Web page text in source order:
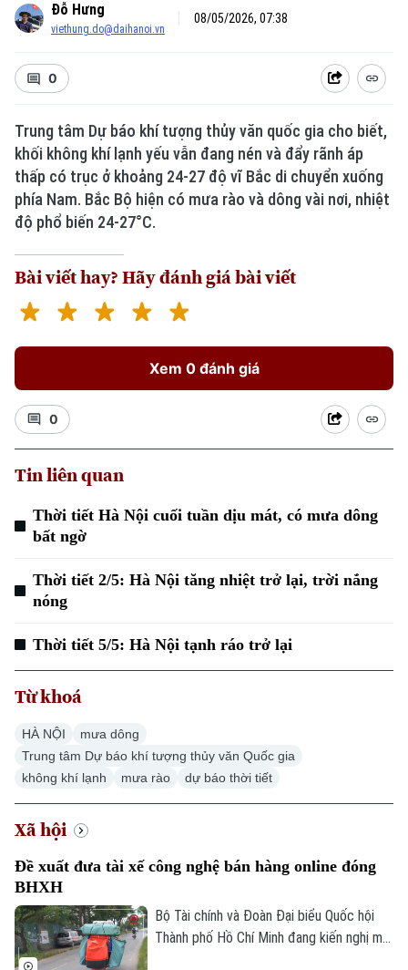
Xu hướng
Đỗ Hưng
viethung.do@daihanoi.vn
08/05/2026, 07:38
0
Trung tâm Dự báo khí tượng thủy văn quốc gia cho biết,
khối không khí lạnh yếu vẫn đang nén và đẩy rãnh áp
thấp có trục ở khoảng 24-27 độ vĩ Bắc di chuyển xuống
phía Nam. Bắc Bộ hiện có mưa rào và dông vài nơi, nhiệt
độ phổ biến 24-27°C.
Bài viết hay? Hãy đánh giá bài viết
Xem 0 đánh giá
0
Tin liên quan
Thời tiết Hà Nội cuối tuần dịu mát, có mưa dông
bất ngờ
Thời tiết 2/5: Hà Nội tăng nhiệt trở lại, trời nắng
nóng
Thời tiết 5/5: Hà Nội tạnh ráo trở lại
Từ khoá
HÀ NỘI
mưa dông
Trung tâm Dự báo khí tượng thủy văn Quốc gia
không khí lạnh
mưa rào dự báo thời tiết
Xã hội
Đề xuất đưa tài xế công nghệ bán hàng online đóng
BHXH
Bộ Tài chính và Đoàn Đại biểu Quốc hội
Thành phố Hồ Chí Minh đang kiến nghị mở